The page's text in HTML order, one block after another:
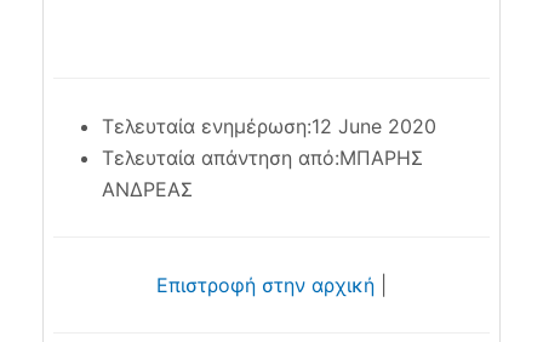
Τελευταία ενημέρωση:12 June 2020
Τελευταία απάντηση από:ΜΠΑΡΗΣ
ΑΝΔΡΕΑΣ
Επιστροφή στην αρχική